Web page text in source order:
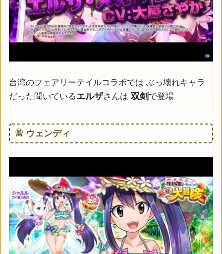
台湾のフェアリーテイルコラボでは ぶっ壊れキャラ
だった聞いているエルザさんは 双剣 で登場
ウェンディ